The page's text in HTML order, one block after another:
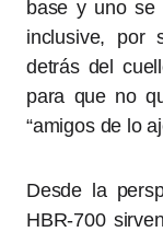
base y uno se
inclusive, por
detrás del
para que no
“amigos de lo
Desde la
HBR-700